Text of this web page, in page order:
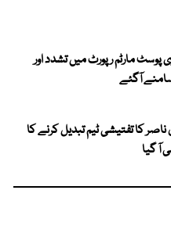
مارٹم رپورٹ میں تشدد اور
آگئے
کا تفتیشی ٹیم تبدیل کرنے کا
آ گیا